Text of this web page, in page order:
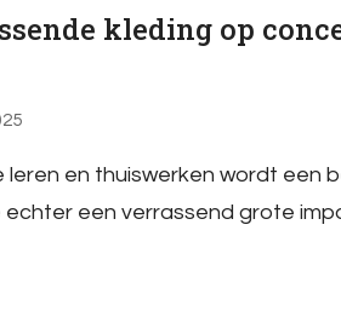
kleding op
leren en thuiswerken wordt een
een verrassend grote